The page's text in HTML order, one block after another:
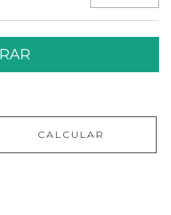
CALCULAR